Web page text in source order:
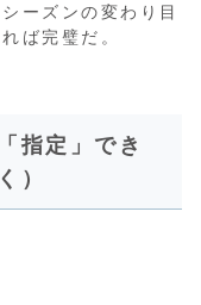
ーズンの変わり目
ば完璧だ。
指定」でき
）